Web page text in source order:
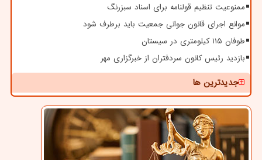
ممنوعیت تنظیم قولنامه برای اسناد سبزرنگ
موانع اجرای قانون جوانی جمعیت باید برطرف شود
طوفان ۱۱۵ کیلومتری در سیستان
بازدید رئیس کانون سردفتران از خبرگزاری مهر
جدیدترین ها